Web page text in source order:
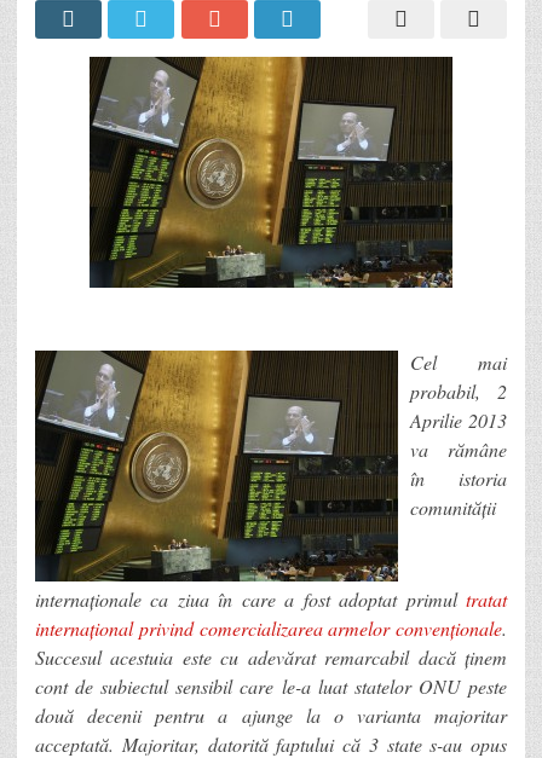
Cel mai
probabil, 2
Aprilie 2013
va rămâne
în istoria
comunității
internaționale ca ziua în care a fost adoptat primul tratat
internațional privind comercializarea armelor convenționale.
Succesul acestuia este cu adevărat remarcabil dacă ținem
cont de subiectul sensibil care le-a luat statelor ONU peste
două decenii pentru a ajunge la o varianta majoritar
acceptată. Majoritar, datorită faptului că 3 state s-au opus